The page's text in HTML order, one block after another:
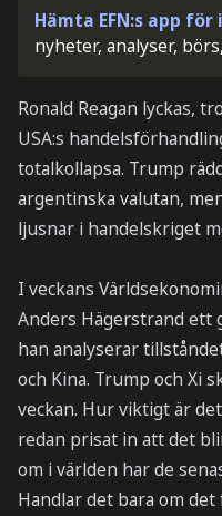
Hämta EFN:s app för
nyheter, analyser,
Ronald Reagan lyckas,
USA:s
totalkollapsa. Trump
argentinska valutan,
ljusnar i handelskriget
I veckans
Anders Hägerstrand ett
han analyserar
och Kina. Trump och Xi
veckan. Hur viktigt är
redan prisat in att det
om i världen har de
Handlar det bara om